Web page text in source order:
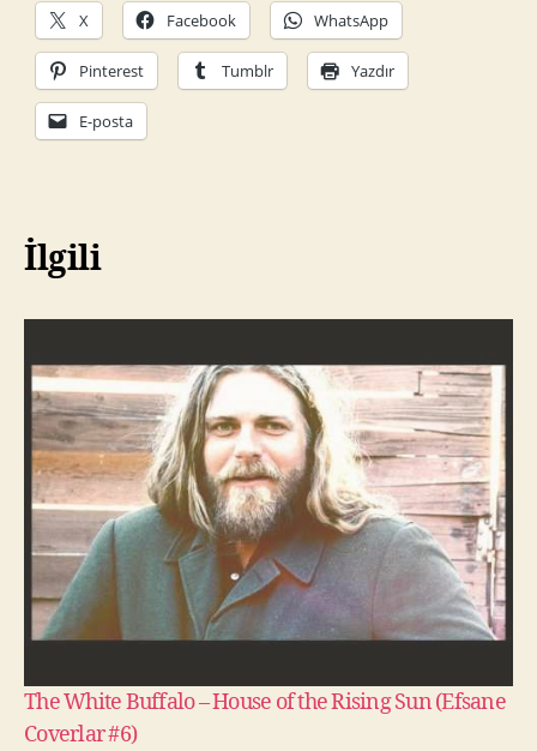
X Facebook WhatsApp
Pinterest Tumblr Yazdır
E-posta
İlgili
The White Buffalo – House of the Rising Sun (Efsane
Coverlar #6)